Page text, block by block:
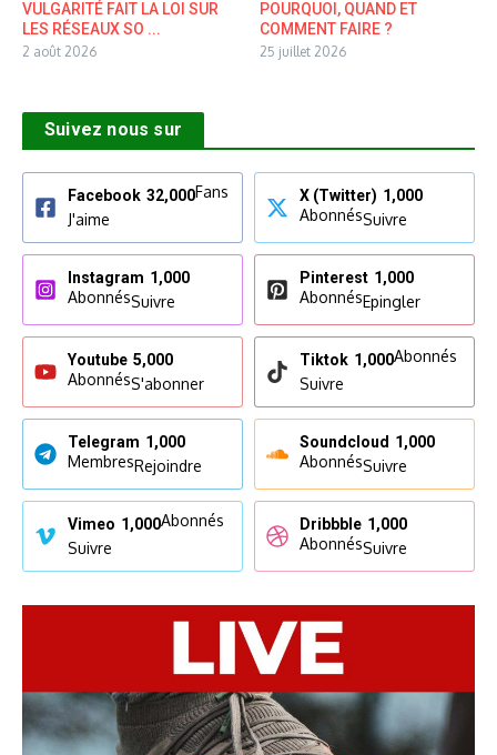
VULGARITÉ FAIT LA LOI SUR
LES RÉSEAUX SO ...
2 août 2026
POURQUOI, QUAND ET
COMMENT FAIRE ?
25 juillet 2026
Suivez nous sur
Facebook 32,000Fans
J'aime
X (Twitter) 1,000
AbonnésSuivre
Instagram 1,000
AbonnésSuivre
Pinterest 1,000
AbonnésEpingler
Youtube 5,000
AbonnésS'abonner
Tiktok 1,000Abonnés
Suivre
Telegram 1,000
MembresRejoindre
Soundcloud 1,000
AbonnésSuivre
Vimeo 1,000Abonnés
Suivre
Dribbble 1,000
AbonnésSuivre